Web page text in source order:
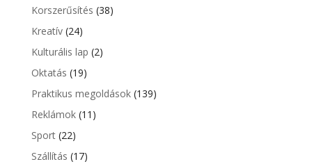
Korszerűsítés (38)
Kreatív(24)
Kulturális lap (2)
Oktatás (19)
Praktikus megoldások(139)
Reklámok(11)
Sport(22)
Szállítás (17)